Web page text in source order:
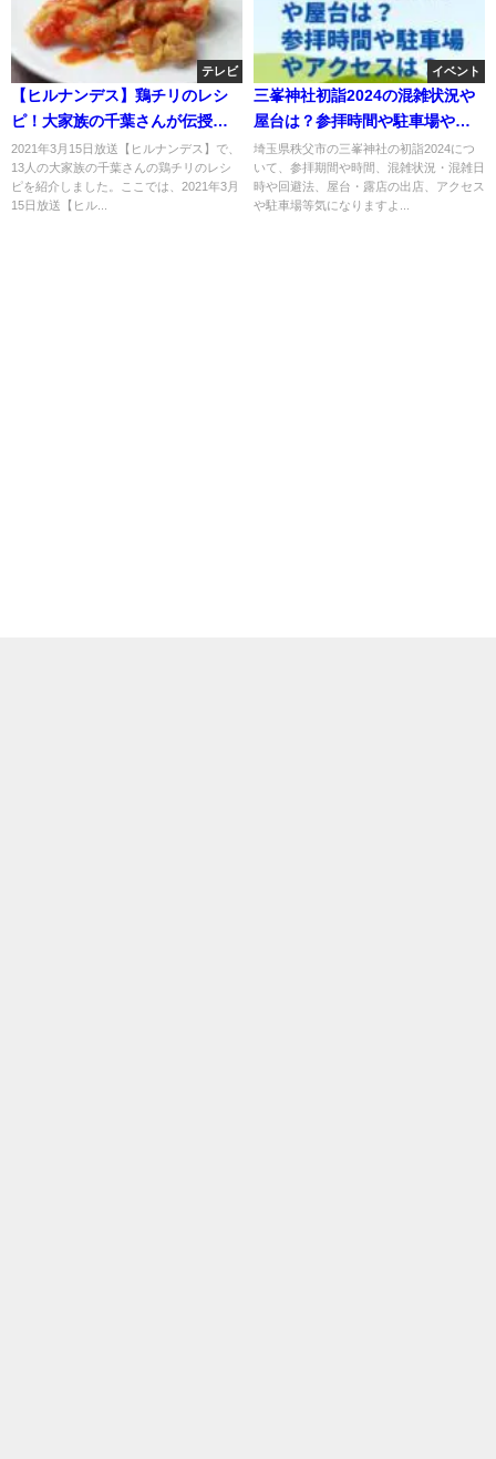
テレビ
【ヒルナンデス】鶏チリのレシ
ピ！大家族の千葉さんが伝授！3
月15日
2021年3月15日放送【ヒルナンデス】で、
13人の大家族の千葉さんの鶏チリのレシ
ピを紹介しました。ここでは、2021年3月
15日放送【ヒル...
イベント
三峯神社初詣2024の混雑状況や
屋台は？参拝時間や駐車場やア
クセスは？
埼玉県秩父市の三峯神社の初詣2024につ
いて、参拝期間や時間、混雑状況・混雑日
時や回避法、屋台・露店の出店、アクセス
や駐車場等気になりますよ...